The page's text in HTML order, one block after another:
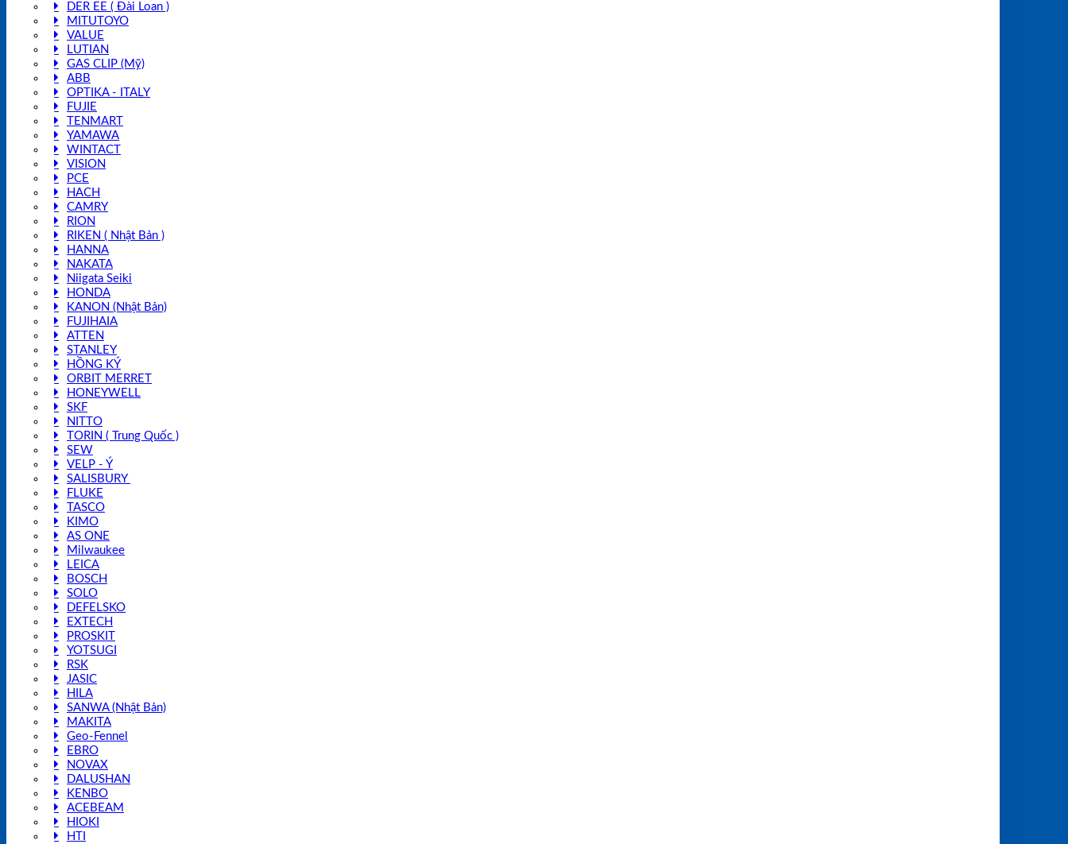
DER EE ( Đài Loan )
MITUTOYO
VALUE
LUTIAN
GAS CLIP (Mỹ)
ABB
OPTIKA - ITALY
FUJIE
TENMART
YAMAWA
WINTACT
VISION
PCE
HACH
CAMRY
RION
RIKEN ( Nhật Bản )
HANNA
NAKATA
Niigata Seiki
HONDA
KANON (Nhật Bản)
FUJIHAIA
ATTEN
STANLEY
HỒNG KÝ
ORBIT MERRET
HONEYWELL
SKF
NITTO
TORIN ( Trung Quốc )
SEW
VELP - Ý
SALISBURY
FLUKE
TASCO
KIMO
AS ONE
Milwaukee
LEICA
BOSCH
SOLO
DEFELSKO
EXTECH
PROSKIT
YOTSUGI
RSK
JASIC
HILA
SANWA (Nhật Bản)
MAKITA
Geo-Fennel
EBRO
NOVAX
DALUSHAN
KENBO
ACEBEAM
HIOKI
HTI